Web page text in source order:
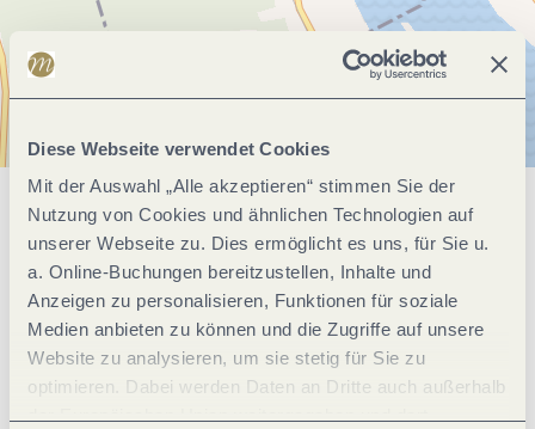
Diese Webseite verwendet Cookies
Mit der Auswahl „Alle akzeptieren“ stimmen Sie der
Nutzung von Cookies und ähnlichen Technologien auf
unserer Webseite zu. Dies ermöglicht es uns, für Sie u.
a. Online-Buchungen bereitzustellen, Inhalte und
Anzeigen zu personalisieren, Funktionen für soziale
Medien anbieten zu können und die Zugriffe auf unsere
Website zu analysieren, um sie stetig für Sie zu
optimieren. Dabei werden Daten an Dritte auch außerhalb
Allgemeine Informationen
Einrichtungen Betrieb
Ausstattung Zimmer/Appartement